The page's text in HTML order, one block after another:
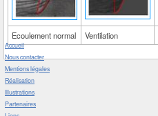
Accueil
Nous contacter
Mentions légales
Réalisation
Illustrations
Partenaires
Ecoulement normal Ventilation